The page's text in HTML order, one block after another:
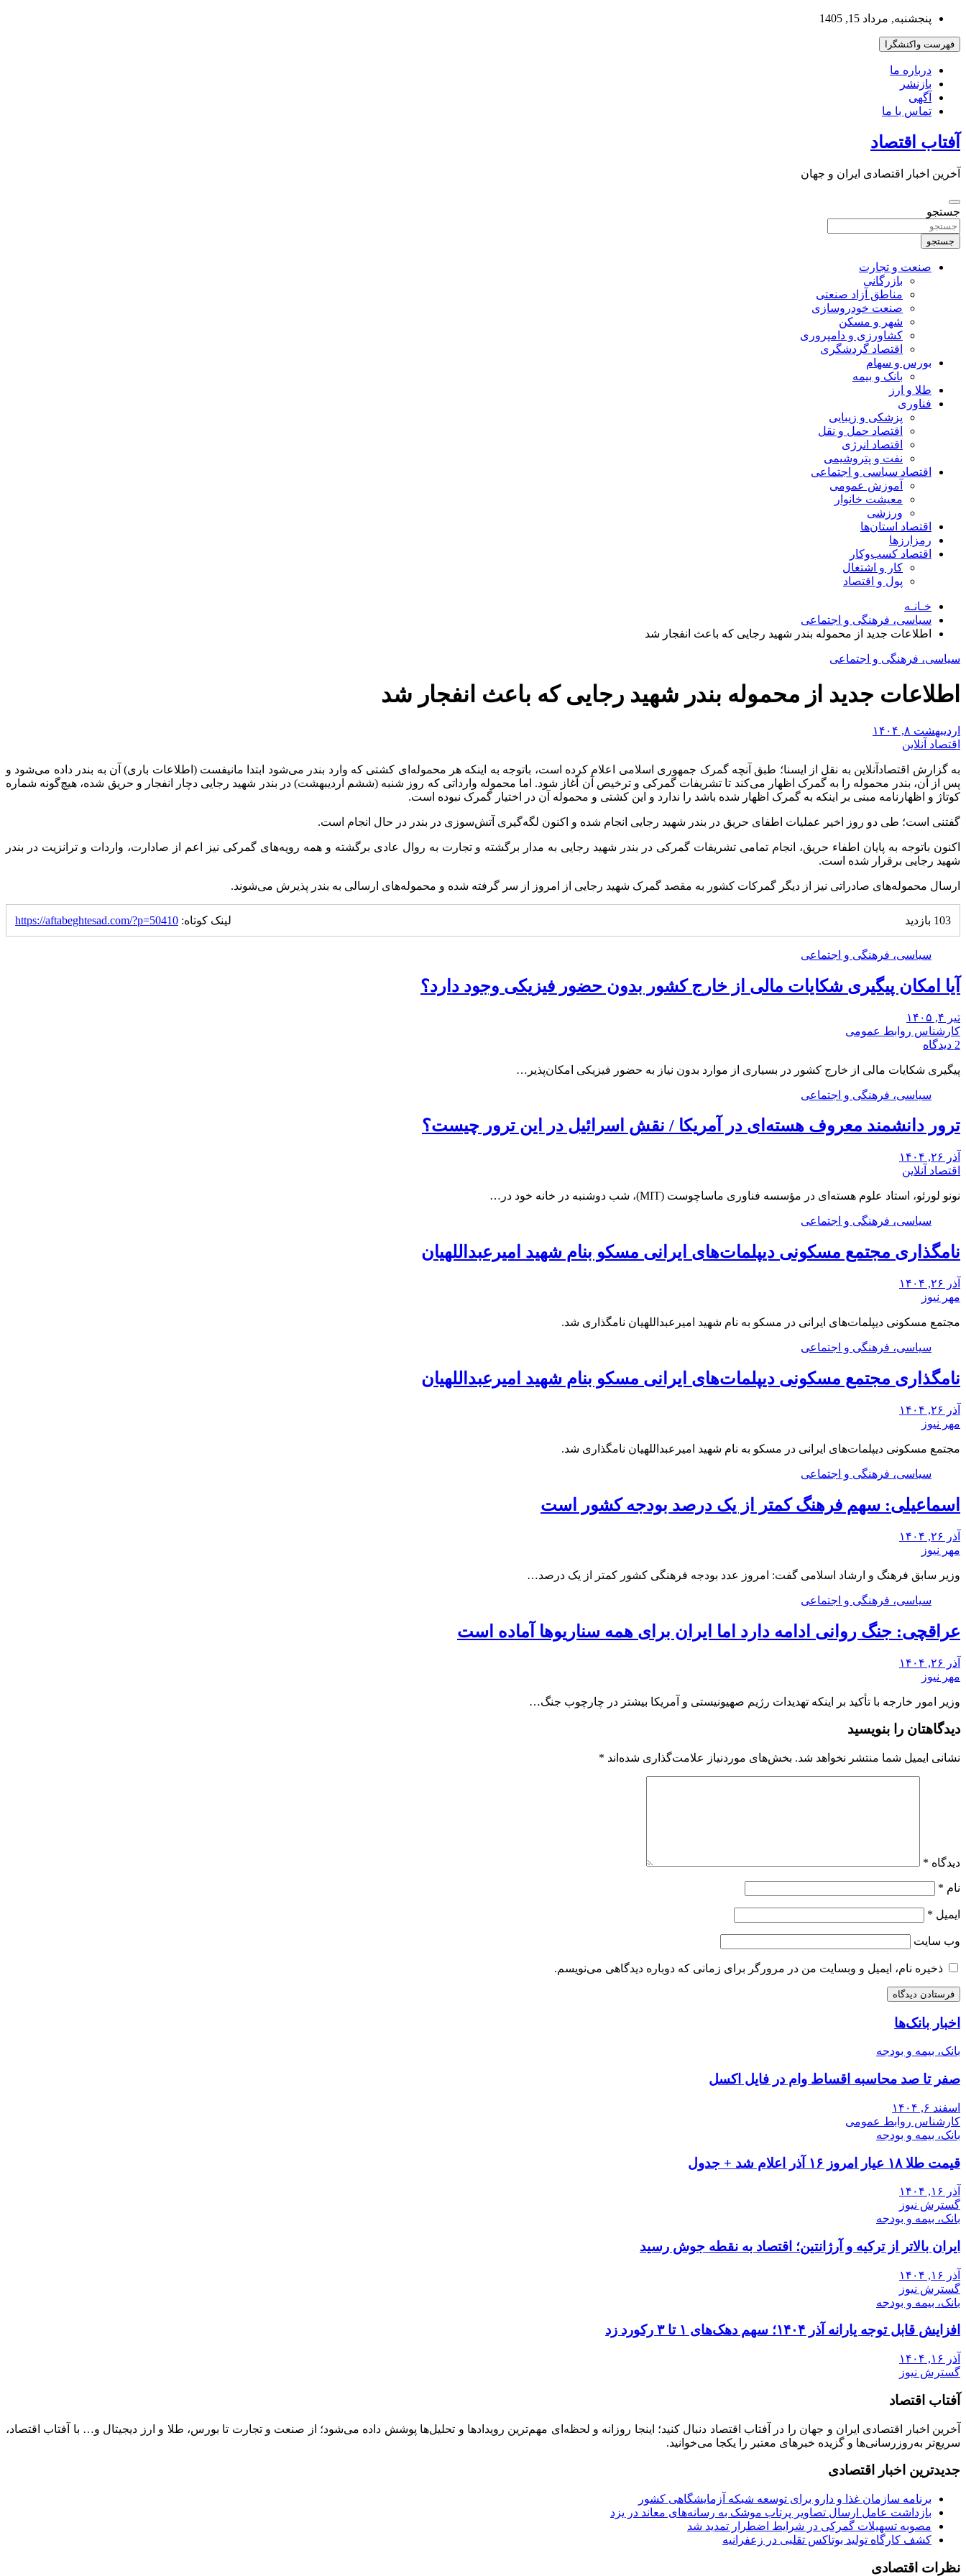
بروید
پنجشنبه, مرداد 15, 1405
فهرست واکنشگرا
درباره ما
بازنشر
آگهی
تماس با ما
آفتاب اقتصاد
آخرین اخبار اقتصادی ایران و جهان
جستجو
جستجو
صنعت و تجارت
بازرگانی
مناطق آزاد صنعتی
صنعت خودروسازی
شهر و مسکن
کشاورزی و دامپروری
اقتصاد گردشگری
بورس و سهام
بانک و بیمه
طلا و ارز
فناوری
پزشکی و زیبایی
اقتصاد حمل و نقل
اقتصاد انرژی
نفت و پتروشیمی
اقتصاد سیاسی و اجتماعی
آموزش عمومی
معیشت خانوار
ورزشی
اقتصاد استان‌ها
رمزارزها
اقتصاد کسب‌و‌کار
کار و اشتغال
پول و اقتصاد
خـانـه
سیاسی، فرهنگی و اجتماعی
اطلاعات جدید از محموله بندر شهید رجایی که باعث انفجار شد
سیاسی، فرهنگی و اجتماعی
اطلاعات جدید از محموله بندر شهید رجایی که باعث انفجار شد
اردیبهشت ۸, ۱۴۰۴
اقتصاد آنلاین
به گزارش اقتصادآنلاین به نقل از ایسنا؛ طبق آنچه گمرک جمهوری اسلامی اعلام کرده است، باتوجه به اینکه هر محموله‌ای کشتی که وارد بندر می‌شود ابتدا مانیفست (اطلاعات باری) آن به بندر داده می‌شود و
پس از آن، بندر محموله را به گمرک اظهار می‌کند تا تشریفات گمرکی و ترخیص آن آغاز شود. اما محموله وارداتی که روز شنبه (ششم اردیبهشت) در بندر شهید رجایی دچار انفجار و حریق شده، هیچ‌گونه شماره
کوتاژ و اظهارنامه مبنی بر اینکه به گمرک اظهار شده باشد را ندارد و این کشتی و محموله آن در اختیار گمرک نبوده است.
گفتنی است؛ طی دو روز اخیر عملیات اطفای حریق در بندر شهید رجایی انجام شده و اکنون لگه‌گیری آتش‌سوزی در بندر در حال انجام است.
اکنون باتوجه به پایان اطفاء حریق، انجام تمامی تشریفات گمرکی در بندر شهید رجایی به مدار برگشته و تجارت به روال عادی برگشته و همه رویه‌های گمرکی نیز اعم از صادارت، واردات و ترانزیت در بندر
شهید رجایی برقرار شده است.
ارسال محموله‌های صادراتی نیز از دیگر گمرکات کشور به مقصد گمرک شهید رجایی از امروز از سر گرفته شده و محموله‌های ارسالی به بندر پذیرش می‌شوند.
103 بازدید لینک کوتاه: https://aftabeghtesad.com/?p=50410
سیاسی، فرهنگی و اجتماعی
آیا امکان پیگیری شکایات مالی از خارج کشور بدون حضور فیزیکی وجود دارد؟
تیر ۴, ۱۴۰۵
کارشناس روابط عمومی
2 دیدگاه
پیگیری شکایات مالی از خارج کشور در بسیاری از موارد بدون نیاز به حضور فیزیکی امکان‌پذیر…
سیاسی، فرهنگی و اجتماعی
ترور دانشمند معروف هسته‌ای در آمریکا / نقش اسرائیل در این ترور چیست؟
آذر ۲۶, ۱۴۰۴
اقتصاد آنلاین
نونو لورئو، استاد علوم هسته‌ای در مؤسسه فناوری ماساچوست (MIT)، شب دوشنبه در خانه خود در…
سیاسی، فرهنگی و اجتماعی
نامگذاری مجتمع مسکونی دیپلمات‌های ایرانی مسکو بنام شهید امیرعبداللهیان
آذر ۲۶, ۱۴۰۴
مهر نیوز
مجتمع مسکونی دیپلمات‌های ایرانی در مسکو به نام شهید امیرعبداللهیان نامگذاری شد.
سیاسی، فرهنگی و اجتماعی
نامگذاری مجتمع مسکونی دیپلمات‌های ایرانی مسکو بنام شهید امیرعبداللهیان
آذر ۲۶, ۱۴۰۴
مهر نیوز
مجتمع مسکونی دیپلمات‌های ایرانی در مسکو به نام شهید امیرعبداللهیان نامگذاری شد.
سیاسی، فرهنگی و اجتماعی
اسماعیلی: سهم فرهنگ کمتر از یک درصد بودجه کشور است
آذر ۲۶, ۱۴۰۴
مهر نیوز
وزیر سابق فرهنگ و ارشاد اسلامی گفت: امروز عدد بودجه فرهنگی کشور کمتر از یک درصد…
سیاسی، فرهنگی و اجتماعی
عراقچی: جنگ روانی ادامه دارد اما ایران برای همه سناریوها آماده است
آذر ۲۶, ۱۴۰۴
مهر نیوز
وزیر امور خارجه با تأکید بر اینکه تهدیدات رژیم صهیونیستی و آمریکا بیشتر در چارچوب جنگ…
دیدگاهتان را بنویسید
نشانی ایمیل شما منتشر نخواهد شد. بخش‌های موردنیاز علامت‌گذاری شده‌اند *
دیدگاه *
نام *
ایمیل *
وب‌ سایت
ذخیره نام، ایمیل و وبسایت من در مرورگر برای زمانی که دوباره دیدگاهی می‌نویسم.
اخبار بانک‌ها
بانک، بیمه و بودجه
صفر تا صد محاسبه اقساط وام در فایل اکسل
اسفند ۶, ۱۴۰۴
کارشناس روابط عمومی
بانک، بیمه و بودجه
قیمت طلا ۱۸ عیار امروز ۱۶ آذر اعلام شد + جدول
آذر ۱۶, ۱۴۰۴
گسترش نیوز
بانک، بیمه و بودجه
ایران بالاتر از ترکیه و آرژانتین؛ اقتصاد به نقطه جوش رسید
آذر ۱۶, ۱۴۰۴
گسترش نیوز
بانک، بیمه و بودجه
افزایش قابل توجه یارانه آذر ۱۴۰۴؛ سهم دهک‌های ۱ تا ۳ رکورد زد
آذر ۱۶, ۱۴۰۴
گسترش نیوز
آفتاب اقتصاد
آخرین اخبار اقتصادی ایران و جهان را در آفتاب اقتصاد دنبال کنید؛ اینجا روزانه و لحظه‌ای مهم‌ترین رویدادها و تحلیل‌ها پوشش داده می‌شود؛ از صنعت و تجارت تا بورس، طلا و ارز دیجیتال و… با آفتاب اقتصاد،
سریع‌تر به‌روزرسانی‌ها و گزیده خبرهای معتبر را یکجا می‌خوانید.
جدیدترین اخبار اقتصادی
برنامه سازمان غذا و دارو برای توسعه شبکه آزمایشگاهی کشور
بازداشت عامل ارسال تصاویر پرتاب موشک به رسانه‌های معاند در یزد
مصوبه تسهیلات گمرکی در شرایط اضطرار تمدید شد
کشف کارگاه تولید بوتاکس تقلبی در زعفرانیه
نظرات اقتصادی